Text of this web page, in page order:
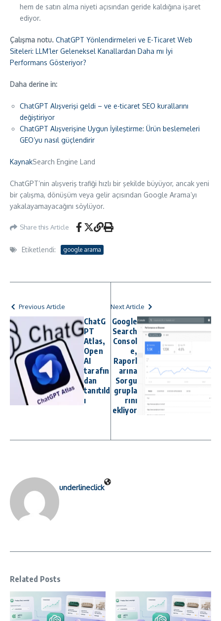
hem de satın alma niyeti açısından geride kaldığına işaret
ediyor.
Çalışma notu. ChatGPT Yönlendirmeleri ve E-Ticaret Web
Siteleri: LLM’ler Geleneksel Kanallardan Daha mı İyi
Performans Gösteriyor?
Daha derine in:
ChatGPT Alışverişi geldi – ve e-ticaret SEO kurallarını
değiştiriyor
ChatGPT Alışverişine Uygun İyileştirme: Ürün beslemeleri
GEO’yu nasıl güçlendirir
KaynakSearch Engine Land
ChatGPT’nin alışveriş trafiği hızlı bir şekilde büyüyor, ancak yeni
bir çalışma, dönüşüm veya gelir açısından Google Arama’yı
yakalayamayacağını söylüyor.
Share this Article
Etiketlendi: google arama
Previous Article
ChatG
PT
Atlas,
Open
AI
tarafın
dan
tanıtıld
ı
Next Article
Google
Search
Consol
e,
Raporl
arına
Sorgu
grupla
rını
ekliyor
underlineclick
Related Posts